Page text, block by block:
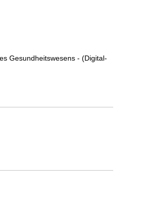
Gesundheitswesens - (Digital-